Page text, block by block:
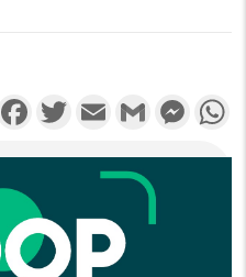
PartagerFacebookTwitterEmail Gmail